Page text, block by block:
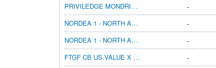
PRIVILEDGE MONDRIAN US EQ VAL EUR UA
-
NORDEA 1 - NORTH AMERICAN VALUE BP USD
-
NORDEA 1 - NORTH AMERICAN VALUE AP USD
-
FTGF CB US VALUE X USD ACC
-